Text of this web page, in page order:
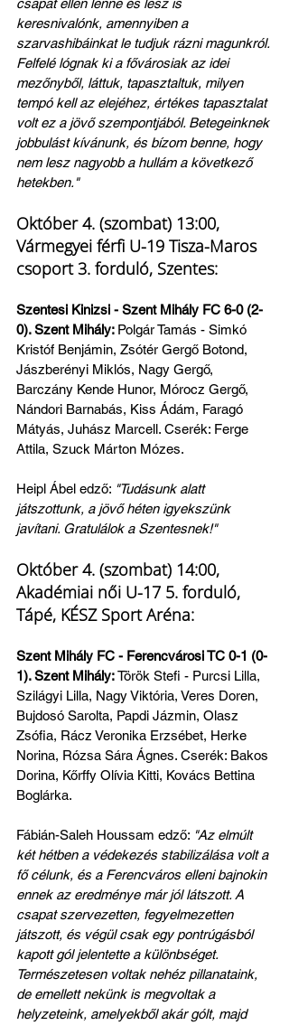
csapat ellen lenne és lesz is
keresnivalónk, amennyiben a
szarvashibáinkat le tudjuk rázni magunkról.
Felfelé lógnak ki a fővárosiak az idei
mezőnyből, láttuk, tapasztaltuk, milyen
tempó kell az elejéhez, értékes tapasztalat
volt ez a jövő szempontjából. Betegeinknek
jobbulást kívánunk, és bízom benne, hogy
nem lesz nagyobb a hullám a következő
hetekben."
Október 4. (szombat) 13:00,
Vármegyei férfi U-19 Tisza-Maros
csoport 3. forduló, Szentes:
Szentesi Kinizsi - Szent Mihály FC 6-0 (2-
0). Szent Mihály: Polgár Tamás - Simkó
Kristóf Benjámin, Zsótér Gergő Botond,
Jászberényi Miklós, Nagy Gergő,
Barczány Kende Hunor, Mórocz Gergő,
Nándori Barnabás, Kiss Ádám, Faragó
Mátyás, Juhász Marcell. Cserék: Ferge
Attila, Szuck Márton Mózes.
Heipl Ábel edző: "Tudásunk alatt
játszottunk, a jövő héten igyekszünk
javítani. Gratulálok a Szentesnek!"
Október 4. (szombat) 14:00,
Akadémiai női U-17 5. forduló,
Tápé, KÉSZ Sport Aréna:
Szent Mihály FC - Ferencvárosi TC 0-1 (0-
1). Szent Mihály: Török Stefi - Purcsi Lilla,
Szilágyi Lilla, Nagy Viktória, Veres Doren,
Bujdosó Sarolta, Papdi Jázmin, Olasz
Zsófia, Rácz Veronika Erzsébet, Herke
Norina, Rózsa Sára Ágnes. Cserék: Bakos
Dorina, Kőrffy Olívia Kitti, Kovács Bettina
Boglárka.
Fábián-Saleh Houssam edző: "Az elmúlt
két hétben a védekezés stabilizálása volt a
fő célunk, és a Ferencváros elleni bajnokin
ennek az eredménye már jól látszott. A
csapat szervezetten, fegyelmezetten
játszott, és végül csak egy pontrúgásból
kapott gól jelentette a különbséget.
Természetesen voltak nehéz pillanataink,
de emellett nekünk is megvoltak a
helyzeteink, amelyekből akár gólt, majd